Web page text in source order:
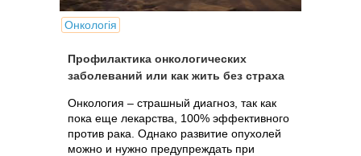
Онкологія
Профилактика онкологических
заболеваний или как жить без страха
Онкология – страшный диагноз, так как
пока еще лекарства, 100% эффективного
против рака. Однако развитие опухолей
можно и нужно предупреждать при